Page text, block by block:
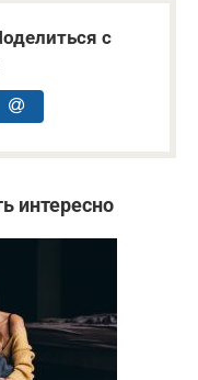
с
интересно